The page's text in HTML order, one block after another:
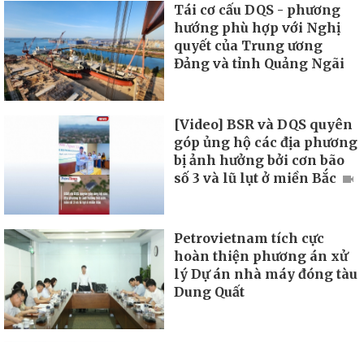
Tái cơ cấu DQS - phương
hướng phù hợp với Nghị
quyết của Trung ương
Đảng và tỉnh Quảng Ngãi
[Video] BSR và DQS quyên
góp ủng hộ các địa phương
bị ảnh hưởng bởi cơn bão
số 3 và lũ lụt ở miền Bắc
Petrovietnam tích cực
hoàn thiện phương án xử
lý Dự án nhà máy đóng tàu
Dung Quất